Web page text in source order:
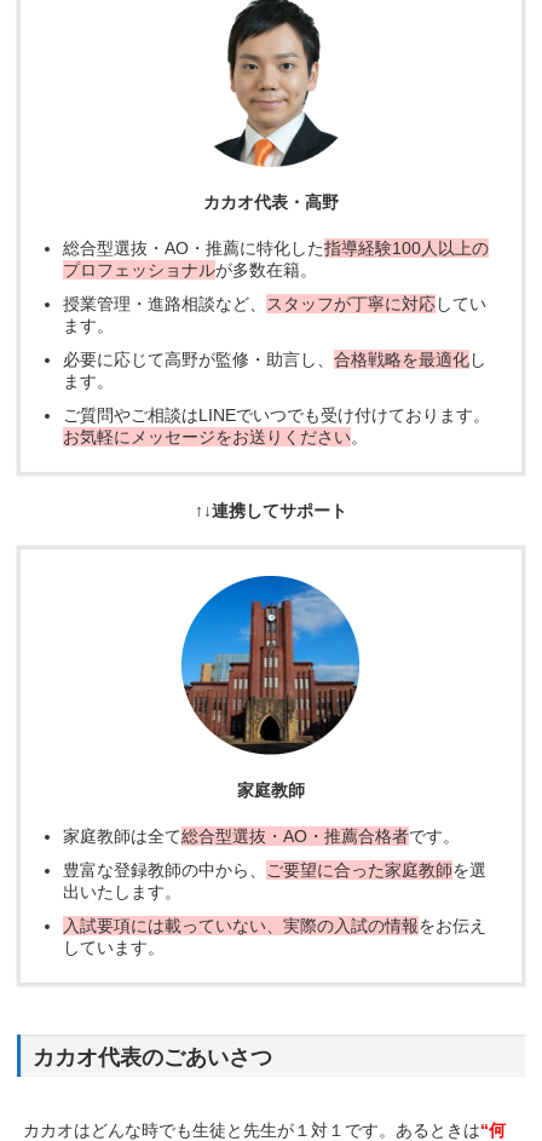
カカオ代表・高野
総合型選抜・AO・推薦に特化した指導経験100人以上の
プロフェッショナルが多数在籍。
授業管理・進路相談など、 スタッフが丁寧に対応してい
ます。
必要に応じて高野が監修・助言し、合格戦略を最適化し
ます。
ご質問やご相談はLINEでいつでも受け付けております。
お気軽にメッセージをお送りください。
↑↓連携してサポート
家庭教師
家庭教師は全て総合型選抜・AO・推薦合格者です。
豊富な登録教師の中から、 ご要望に合った家庭教師を選
出いたします。
入試要項には載っていない、実際の入試の情報をお伝え
しています。
カカオ代表のごあいさつ
カカオはどんな時でも生徒と先生が１対１です。あるときは“何